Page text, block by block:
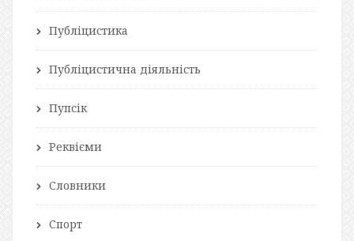
Публіцистика
Публіцистична діяльність
Пупсік
Реквієми
Словники
Спорт